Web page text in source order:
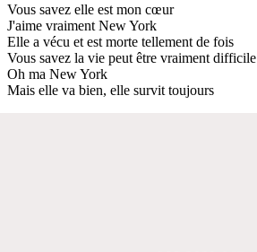
Vous savez elle est mon cœur
J'aime vraiment New York
Elle a vécu et est morte tellement de fois
Vous savez la vie peut être vraiment difficile
Oh ma New York
Mais elle va bien, elle survit toujours